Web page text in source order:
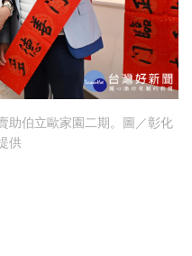
助伯立歐家園二期。圖／彰化
供